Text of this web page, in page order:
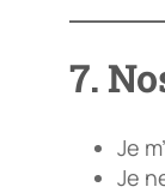
7.
Je
Je